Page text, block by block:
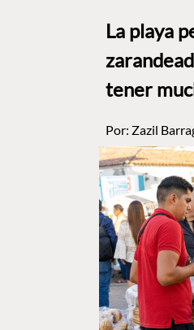
La playa
tener
Por: Zazil